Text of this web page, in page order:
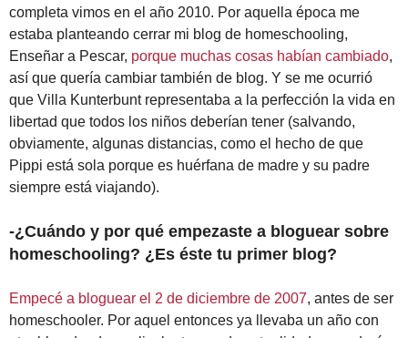
completa vimos en el año 2010. Por aquella época me
estaba planteando cerrar mi blog de homeschooling,
Enseñar a Pescar, porque muchas cosas habían cambiado,
así que quería cambiar también de blog. Y se me ocurrió
que Villa Kunterbunt representaba a la perfección la vida en
libertad que todos los niños deberían tener (salvando,
obviamente, algunas distancias, como el hecho de que
Pippi está sola porque es huérfana de madre y su padre
siempre está viajando).
-¿Cuándo y por qué empezaste a bloguear sobre
homeschooling? ¿Es éste tu primer blog?
Empecé a bloguear el 2 de diciembre de 2007, antes de ser
homeschooler. Por aquel entonces ya llevaba un año con